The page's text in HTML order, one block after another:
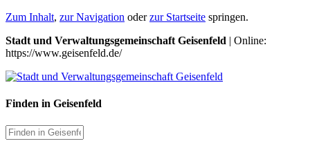
Zum Inhalt, zur Navigation oderzur Startseite springen.
Stadt und Verwaltungsgemeinschaft Geisenfeld | Online:
https://www.geisenfeld.de/
Finden in Geisenfeld